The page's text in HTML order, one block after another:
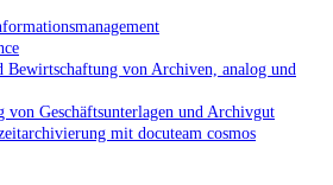
Bewirtschaftung von Archiven, analog und
von Geschäftsunterlagen und Archivgut
mit docuteam cosmos